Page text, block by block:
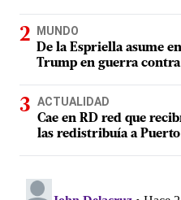
MUNDO
De la Espriella asume
Trump en guerra
ACTUALIDAD
Cae en RD red que
las redistribuía a